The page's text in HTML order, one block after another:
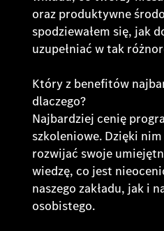
oraz produktywne
spodziewałem się, jak
uzupełniać w tak
Który z benefitów
dlaczego?
Najbardziej cenię
szkoleniowe. Dzięki
rozwijać swoje
wiedzę, co jest
naszego zakładu, jak i
osobistego.